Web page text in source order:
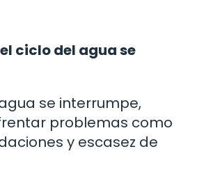
ciclo del agua se
se interrumpe,
problemas como
y escasez de